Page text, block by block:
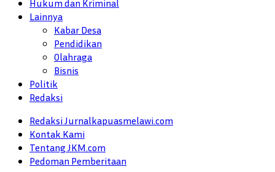
Hukum dan Kriminal
Lainnya
Kabar Desa
Pendidikan
Olahraga
Bisnis
Politik
Redaksi
Redaksi Jurnalkapuasmelawi.com
Kontak Kami
Tentang JKM.com
Pedoman Pemberitaan